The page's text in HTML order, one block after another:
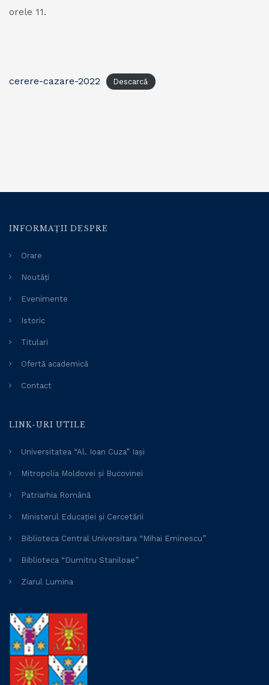
orele 11.
cerere-cazare-2022 Descarcă
INFORMAȚII DESPRE
Orare
Noutăți
Evenimente
Istoric
Titulari
Ofertă academică
Contact
LINK-URI UTILE
Universitatea “Al. Ioan Cuza” Iași
Mitropolia Moldovei și Bucovinei
Patriarhia Română
Ministerul Educației și Cercetării
Biblioteca Central Universitara “Mihai Eminescu”
Biblioteca “Dumitru Staniloae”
Ziarul Lumina